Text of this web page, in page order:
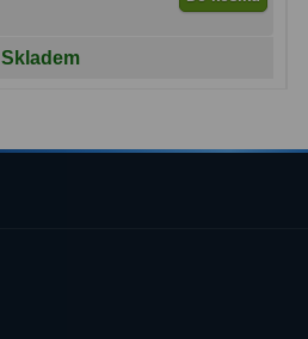
Skladem